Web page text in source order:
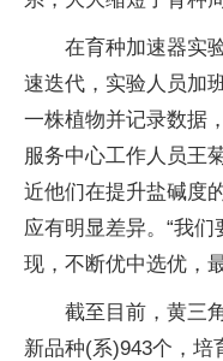
在育种加速器实
速迭代，实验人员加
一株植物并记录数据
服务中心工作人员王
近他们在提升盐碱度
应有明显差异。“我
现，不断优中选优，
截至目前，黄三
新品种(系)943个，培